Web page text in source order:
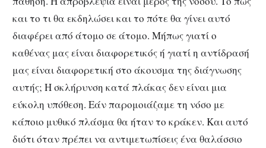
και το τι θα εκδηλώσει και το πότε θα γίνει αυτό
διαφέρει από άτομο σε άτομο. Μήπως γιατί ο
καθένας μας είναι διαφορετικός ή γιατί η αντίδρασή
μας είναι διαφορετική στο άκουσμα της διάγνωσης
αυτής; Η σκλήρυνση κατά πλάκας δεν είναι μια
εύκολη υπόθεση. Εάν παρομοιάζαμε τη νόσο με
κάποιο μυθικό πλάσμα θα ήταν το κράκεν. Και αυτό
διότι όταν πρέπει να αντιμετωπίσεις ένα θαλάσσιο